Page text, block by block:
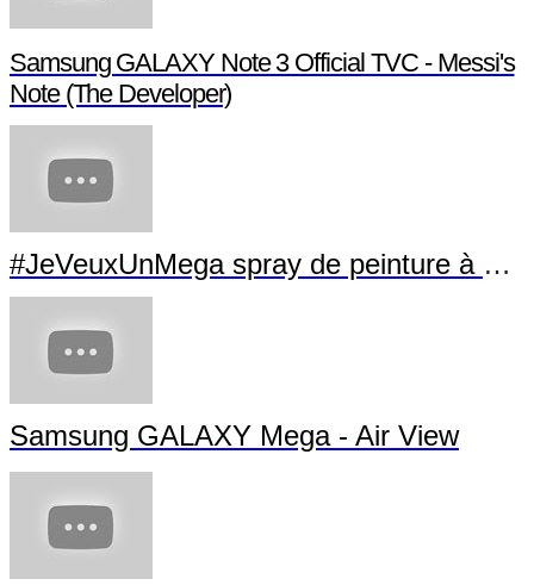
Samsung GALAXY Note 3 Official TVC - Messi's
Note (The Developer)
#JeVeuxUnMega spray de peinture à La Villette
Samsung GALAXY Mega - Air View